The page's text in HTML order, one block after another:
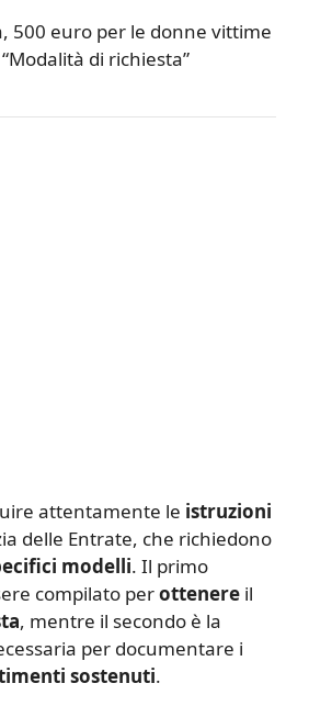
500 euro per le donne vittime
di richiesta”
attentamente le istruzioni
delle Entrate, che richiedono
modelli. Il primo
compilato perottenere il
, mentre il secondo è la
per documentare i
sostenuti.